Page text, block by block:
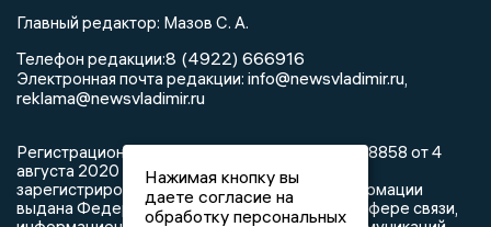
Главный редактор: Мазов С. А.
Телефон редакции:8 (4922) 666916
Электронная почта редакции: info@newsvladimir.ru,
reklama@newsvladimir.ru
Регистрационный номер: серия Эл № ФС77-78858 от 4
августа 2020 г. согласно выписке из реестра
зарегистрированных средств массовой информации
выдана Федеральной службой по надзору в сфере связи,
Нажимая кнопку вы
даете согласие на
обработку персональных